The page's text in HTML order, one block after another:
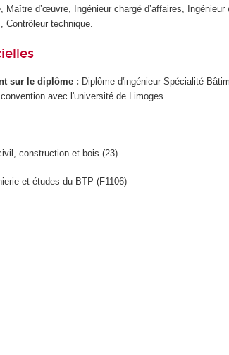
Maître d’œuvre, Ingénieur chargé d’affaires,
Contrôleur technique.
sur le diplôme : Diplôme d'ingénieur Spécialité
avec l'université de Limoges
construction et bois (23)
et études du BTP (F1106)